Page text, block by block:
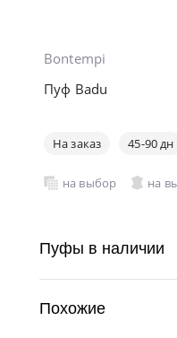
Bontempi
Пуф Badu
На заказ 45-90 дн
на выбор на
Пуфы в наличии
Похожие